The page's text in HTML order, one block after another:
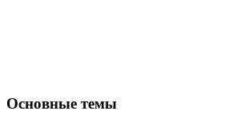
Основные темы